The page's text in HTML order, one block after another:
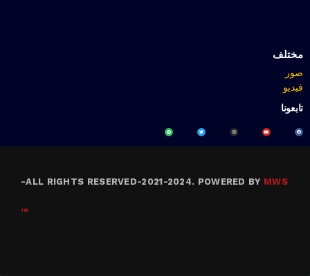
مختلف
صور
فيديو
تابعونا
ALL RIGHTS RESERVED-2021-2024. POWERED BY MWS
-
™